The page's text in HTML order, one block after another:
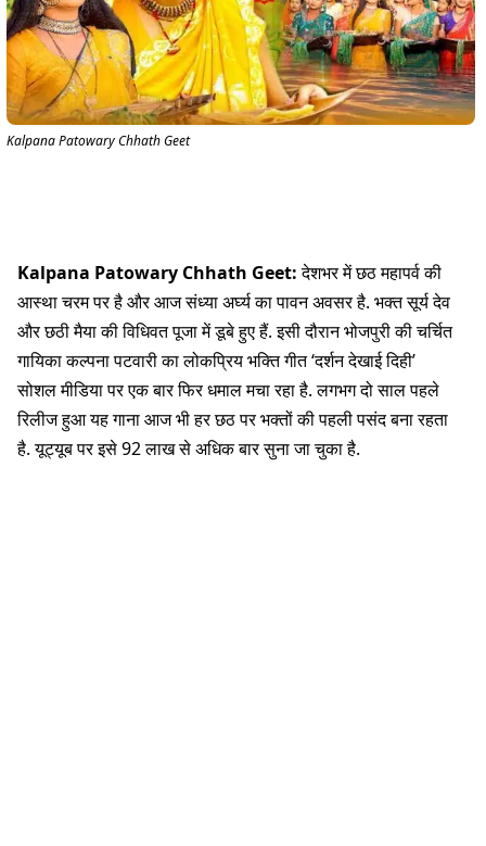
Kalpana Patowary Chhath Geet
Kalpana Patowary Chhath Geet:देशभर में छठ महापर्व की
आस्था चरम पर है और आज संध्या अर्घ्य का पावन अवसर है. भक्त सूर्य देव
और छठी मैया की विधिवत पूजा में डूबे हुए हैं. इसी दौरान भोजपुरी की चर्चित
गायिका कल्पना पटवारी का लोकप्रिय भक्ति गीत ‘दर्शन देखाई दिही’
सोशल मीडिया पर एक बार फिर धमाल मचा रहा है. लगभग दो साल पहले
रिलीज हुआ यह गाना आज भी हर छठ पर भक्तों की पहली पसंद बना रहता
है. यूट्यूब पर इसे 92 लाख से अधिक बार सुना जा चुका है.